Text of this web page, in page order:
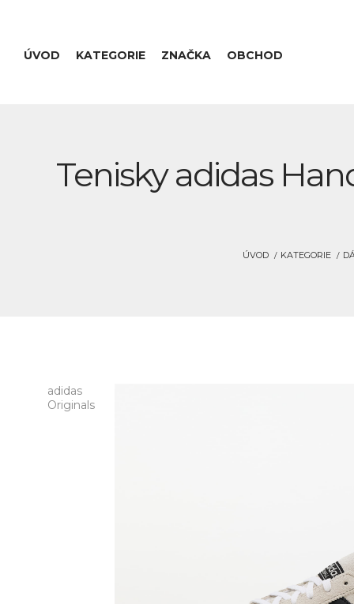
ÚVOD KATEGORIE ZNAČKA OBCHOD
Tenisky adidas
ÚVOD KATEGORIE
adidas
Originals